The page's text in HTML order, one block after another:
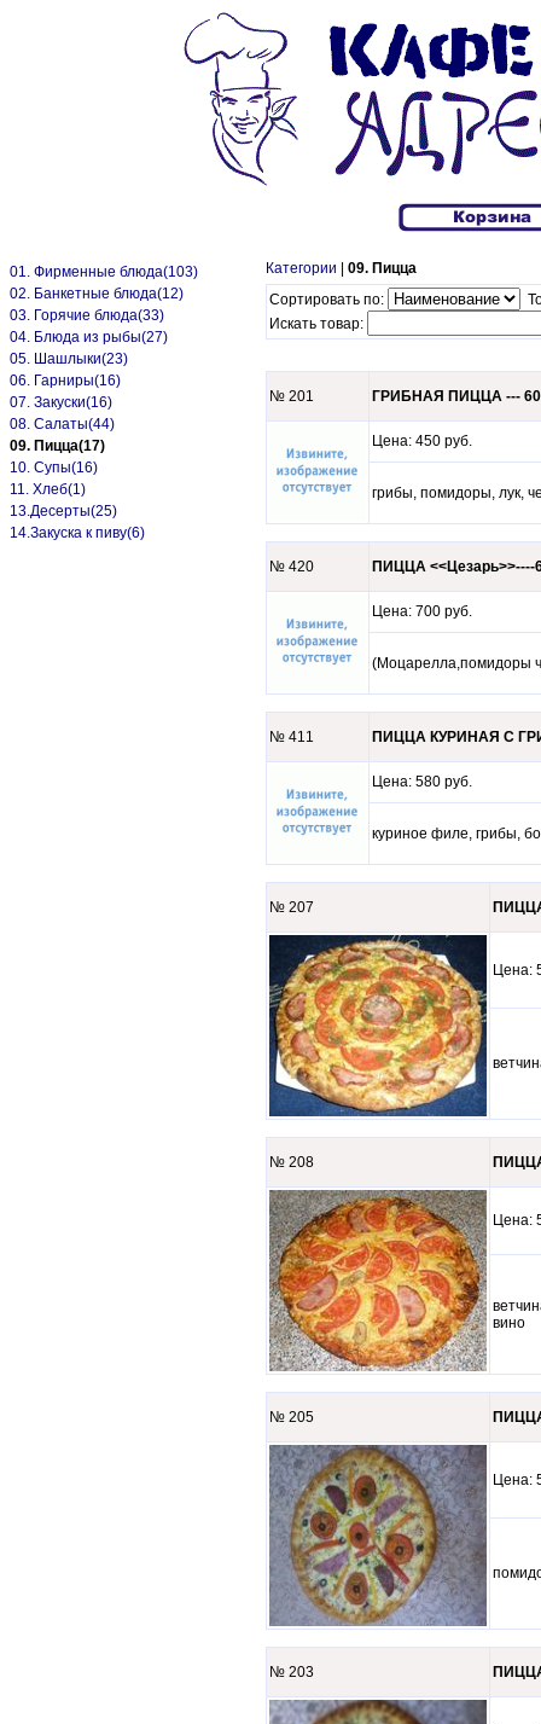
01. Фирменные блюда(103)
02. Банкетные блюда(12)
03. Горячие блюда(33)
04. Блюда из рыбы(27)
05. Шашлыки(23)
06. Гарниры(16)
07. Закуски(16)
08. Салаты(44)
09. Пицца(17)
10. Супы(16)
11. Хлеб(1)
13.Десерты(25)
14.Закуска к пиву(6)
Категории
09. Пицца
Сортировать по:
Искать товар:
№ 201 ГРИБНАЯ ПИЦЦА ---
Цена: 450 руб.
грибы, помидоры, лук,
№ 420 ПИЦЦА <<Цезарь>>----
Цена: 700 руб.
(Моцарелла,помидоры
№ 411 ПИЦЦА КУРИНАЯ С
Цена: 580 руб.
куриное филе, грибы,
№ 207
№ 208
вино
№ 205
№ 203